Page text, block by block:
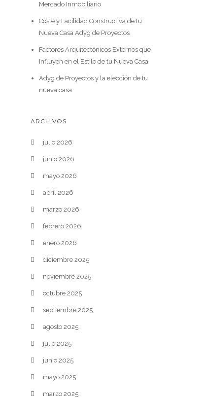
Mercado Inmobiliario
Coste y Facilidad Constructiva de tu
Nueva Casa Adyg de Proyectos
Factores Arquitectónicos Externos que
Influyen en el Estilo de tu Nueva Casa
Adyg de Proyectos y la elección de tu
nueva casa
ARCHIVOS
julio 2026
junio 2026
mayo 2026
abril 2026
marzo 2026
febrero 2026
enero 2026
diciembre 2025
noviembre 2025
octubre 2025
septiembre 2025
agosto 2025
julio 2025
junio 2025
mayo 2025
marzo 2025